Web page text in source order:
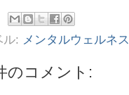
ル: メンタルウェルネス
のコメント: